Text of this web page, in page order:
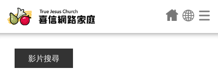
影片搜尋